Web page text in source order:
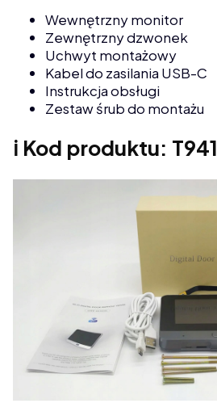
Wewnętrzny monitor
Zewnętrzny dzwonek
Uchwyt montażowy
Kabel do zasilania USB-C
Instrukcja obsługi
Zestaw śrub do montażu
ℹ️ Kod produktu: T941